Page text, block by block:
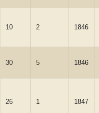
10 2 1846
30 5 1846
26 1 1847